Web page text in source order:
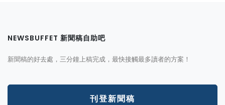
NEWSBUFFET 新聞稿自助吧
新聞稿的好去處，三分鐘上稿完成，最快接觸最多讀者的方案！
刊登新聞稿